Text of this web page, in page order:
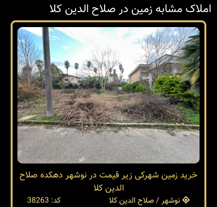
املاک مشابه زمین در صلاح الدین کلا
خرید زمین شهرکی زیر قیمت در نوشهر دهکده صلاح
الدین کلا
نوشهر / صلاح الدین کلا
کد: 38263